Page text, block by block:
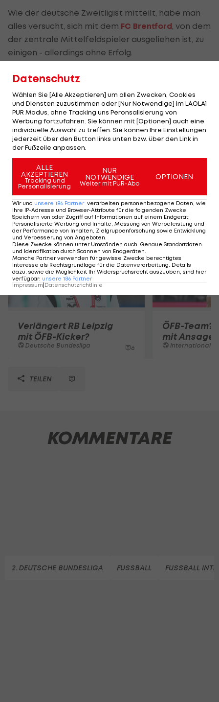
Wie der deutsche Zweitligist mitteilt, habe man
alles versucht, sich mit dem FC Brentford , von dem
der zentrale Mittelfeldspieler ausgeliehen ist, zu
einigen - allerdings ohne Erfolg.
"Es war mir eine Ehre für Arminia zu spielen, ich
jährige Ex-Admiraner. In dieser Saison erzielte der
ehemalige ÖFB-Nachwuchsteamkicker acht Tore
und bereitete sechs Treffer vor.
Bei Brentford (2. Liga
einen Vertrag bis 2019. Zuletzt wurde er mit einem
Wechsel zum SK Rapid in Verbindung gebracht.
Mehr zum Thema
Verlängert RB Leipzig
mit ÖFB-Kicker?
Deutsche Bundesliga 6
ÖFB-Team?
mit Ansage
International
TEILEN
KOMMENTARE
2. DEUTSCHE BUNDESLIGA FUSSBALL FUSSBALL
Datenschutz
Wählen Sie [Alle Akzeptieren] um allen Zwecken, Cookies
und Diensten zuzustimmen oder [Nur Notwendige] im LAOLA1
PUR Modus, ohne Tracking uns Peronsalisierung von
Werbung fortzufahren. Sie können mit [Optionen] auch eine
individuelle Auswahl zu treffen. Sie können Ihre Einstellungen
jederzeit über den Button links unten bzw. über den Link in
der Fußzeile anpassen.
ALLE
AKZEPTIEREN
Tracking und
Personalisierung
NUR
NOTWENDIGE
Weiter mit PUR-Abo
OPTIONEN
Wir und unsere 186 Partner verarbeiten personenbezogene Daten, wie
Ihre IP-Adresse und Browser-Attribute für die folgenden Zwecke:
Speichern von oder Zugriff auf Informationen auf einem Endgerät;
Personalisierte Werbung und Inhalte, Messung von Werbeleistung und
der Performance von Inhalten, Zielgruppenforschung sowie Entwicklung
und Verbesserung von Angeboten
Diese Zwecke können unter Umständen auch: Genaue Standortdaten
und Identifikation durch Scannen von Endgeräten
Manche Partner verwenden für gewisse Zwecke berechtigtes
Interesse als Rechtsgrundlage für die Datenverarbeitung. Details
dazu, sowie die Möglichkeit Ihr Widerspruchsrecht auszuüben, sind hier
verfügbar: unsere 186 Partner
Impressum|Datenschutzrichtlinie